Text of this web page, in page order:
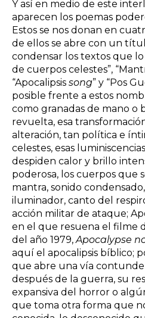
Y así en medio de este
aparecen los poemas
Estos se nos donan en
de ellos se abre con un
condensar los textos que
de cuerpos celestes”,
“Apocalipsis song” y “Pos
posible frente a estos
como granadas de mano o
revuelta, esa
alteración, tan política e
celestes, esas
despiden calor y brillo
poderosa, los cuerpos que
mantra, sonido
iluminador, canto del
acción militar de ataque;
en el que resuena el filme
del año 1979, Apocalypse
aquí el apocalipsis bíblico;
que abre una vía
después de la guerra, su
expansiva del horror o
que toma otra forma que